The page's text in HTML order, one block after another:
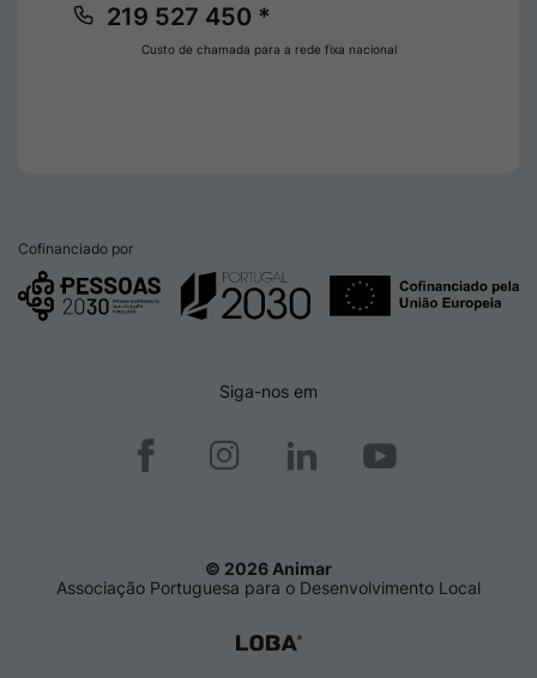
219 527 450 *
Custo de chamada para a rede fixa nacional
Cofinanciado por
Siga-nos em
© 2026 Animar
Associação Portuguesa para o Desenvolvimento Local